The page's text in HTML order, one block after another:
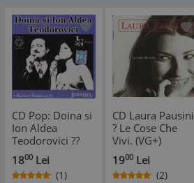
CD Pop: Doina si
Ion Aldea
Teodorovici ??
Muzica de
colectie ( Jurnalul
Nationl nr. 64 -
1800 Lei
(1)
CD Laura Pausini
? Le Cose Che
Vivi. (VG+)
1900 Lei
(2)